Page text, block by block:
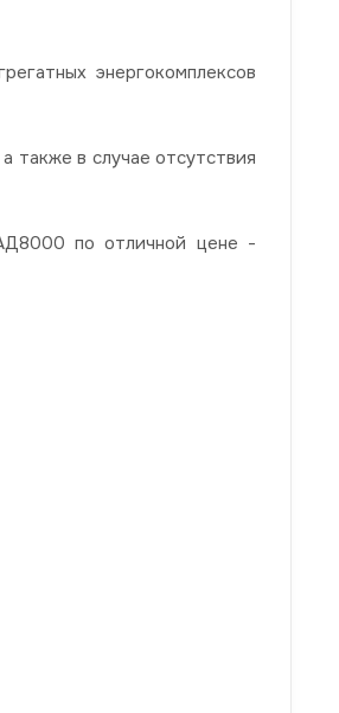
энергокомплексов
также в случае отсутствия
по отличной цене -